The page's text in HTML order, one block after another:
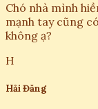
Chó nhà mình
mạnh tay cũng
không ạ?
H
Hải Đăng